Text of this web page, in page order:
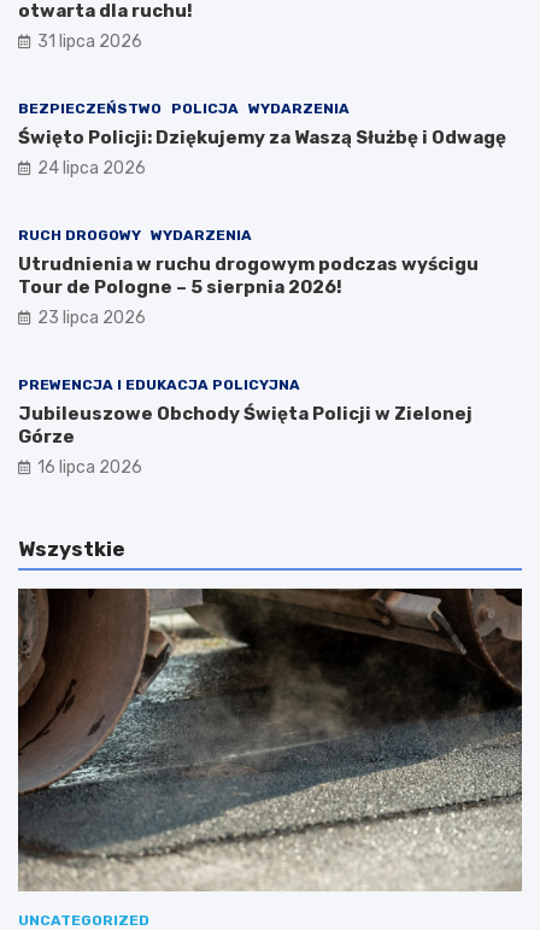
otwarta dla ruchu!
31 lipca 2026
BEZPIECZEŃSTWO POLICJA WYDARZENIA
Święto Policji: Dziękujemy za Waszą Służbę i Odwagę
24 lipca 2026
RUCH DROGOWY WYDARZENIA
Utrudnienia w ruchu drogowym podczas wyścigu
Tour de Pologne – 5 sierpnia 2026!
23 lipca 2026
PREWENCJA I EDUKACJA POLICYJNA
Jubileuszowe Obchody Święta Policji w Zielonej
Górze
16 lipca 2026
Wszystkie
UNCATEGORIZED